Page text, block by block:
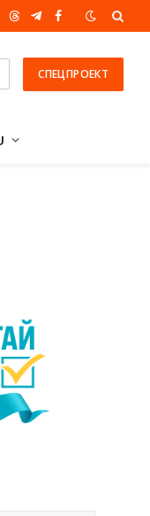
ThreadsTelegram
Facebook
СПЕЦПРОЕКТ